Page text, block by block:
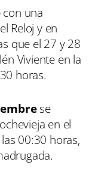
con una
Reloj y en
que el 27 y 28
Viviente en la
horas.
se
en el
00:30 horas,